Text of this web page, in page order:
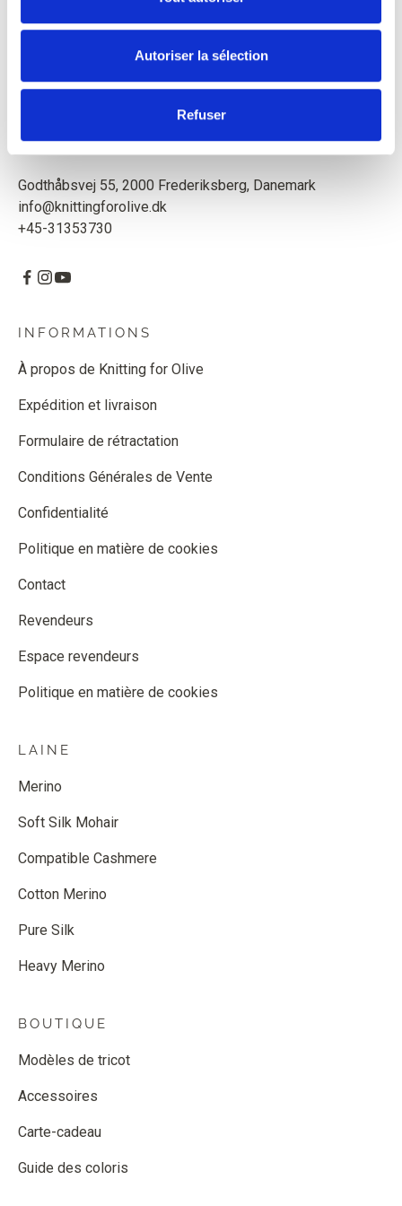
Autoriser la sélection
Refuser
Mère et fille créent des patrons et des fils de haute
qualité dans le respect des animaux et de notre
environnement. Basées à Copenhague, au Danemark.
CVR : 39685000
Godthåbsvej 55, 2000 Frederiksberg, Danemark
info@knittingforolive.dk
+45-31353730
INFORMATIONS
À propos de Knitting for Olive
Expédition et livraison
Formulaire de rétractation
Conditions Générales de Vente
Confidentialité
Politique en matière de cookies
Contact
Revendeurs
Espace revendeurs
Politique en matière de cookies
LAINE
Merino
Soft Silk Mohair
Compatible Cashmere
Cotton Merino
Pure Silk
Heavy Merino
BOUTIQUE
Modèles de tricot
Accessoires
Carte-cadeau
Guide des coloris